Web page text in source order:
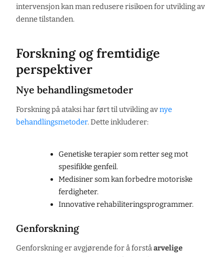
intervensjon kan man redusere risikoen for utvikling av
denne tilstanden.
Forskning og fremtidige
perspektiver
Nye behandlingsmetoder
Forskning på ataksi har ført til utvikling avnye
behandlingsmetoder. Dette inkluderer:
Genetiske terapier som retter seg mot
spesifikke genfeil.
Medisiner som kan forbedre motoriske
ferdigheter.
Innovative rehabiliteringsprogrammer.
Genforskning
Genforskning er avgjørende for å forståarvelige